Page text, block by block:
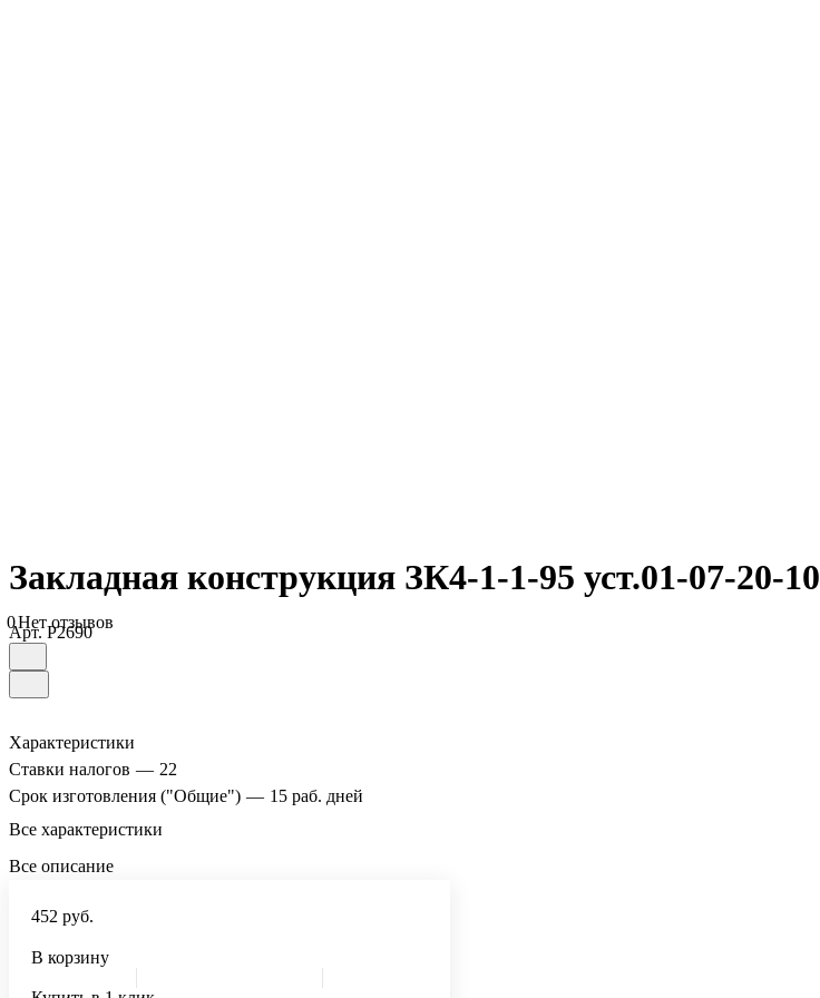
Закладная конструкция ЗК4-1-1-95 уст.01-07-20-10
0Нет отзывов
Арт.P2690
Характеристики
Ставки налогов — 22
Срок изготовления ("Общие") — 15 раб. дней
Все характеристики
Все описание
452 руб.
В корзину